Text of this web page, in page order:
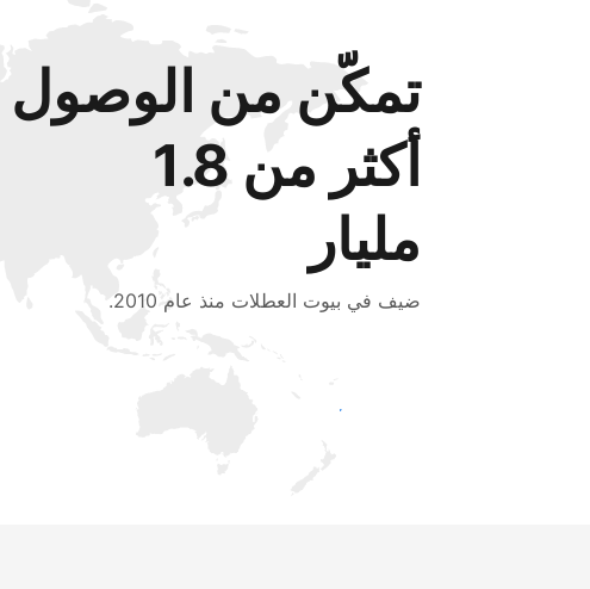
تمكّن من الوصول
أكثر من 1.8
مليار
ضيف في بيوت العطلات منذ عام 2010.
اجذب ضيوف جدد اليوم